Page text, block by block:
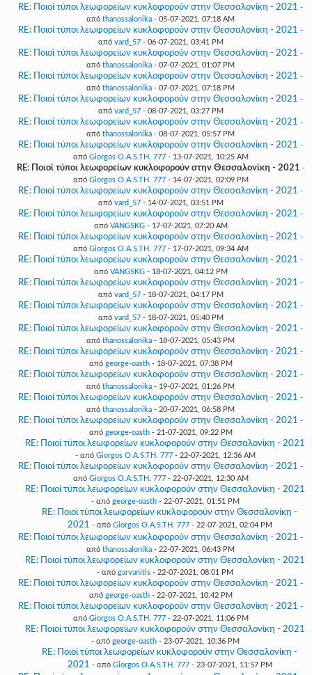
RE: Ποιοί τύποι λεωφορείων κυκλοφορούν στην Θεσσαλονίκη - 2021 -
από thanossalonika - 05-07-2021, 07:18 AM
RE: Ποιοί τύποι λεωφορείων κυκλοφορούν στην Θεσσαλονίκη - 2021 -
από vard_57- 06-07-2021, 03:41 PM
RE: Ποιοί τύποι λεωφορείων κυκλοφορούν στην Θεσσαλονίκη - 2021 -
από thanossalonika - 07-07-2021, 01:07 PM
RE: Ποιοί τύποι λεωφορείων κυκλοφορούν στην Θεσσαλονίκη - 2021 -
από thanossalonika - 07-07-2021, 07:18 PM
RE: Ποιοί τύποι λεωφορείων κυκλοφορούν στην Θεσσαλονίκη - 2021 -
από vard_57- 08-07-2021, 03:27 PM
RE: Ποιοί τύποι λεωφορείων κυκλοφορούν στην Θεσσαλονίκη - 2021 -
από thanossalonika - 08-07-2021, 05:57 PM
RE: Ποιοί τύποι λεωφορείων κυκλοφορούν στην Θεσσαλονίκη - 2021 -
από Giorgos O.A.S.TH. 777- 13-07-2021, 10:25 AM
RE: Ποιοί τύποι λεωφορείων κυκλοφορούν στην Θεσσαλονίκη - 2021 -
από Giorgos O.A.S.TH. 777- 14-07-2021, 02:09 PM
RE: Ποιοί τύποι λεωφορείων κυκλοφορούν στην Θεσσαλονίκη - 2021 -
από vard_57- 14-07-2021, 03:51 PM
RE: Ποιοί τύποι λεωφορείων κυκλοφορούν στην Θεσσαλονίκη - 2021 -
από VANGSKG- 17-07-2021, 07:20 AM
RE: Ποιοί τύποι λεωφορείων κυκλοφορούν στην Θεσσαλονίκη - 2021 -
από Giorgos O.A.S.TH. 777- 17-07-2021, 09:34 AM
RE: Ποιοί τύποι λεωφορείων κυκλοφορούν στην Θεσσαλονίκη - 2021 -
από VANGSKG- 18-07-2021, 04:12 PM
RE: Ποιοί τύποι λεωφορείων κυκλοφορούν στην Θεσσαλονίκη - 2021 -
από vard_57- 18-07-2021, 04:17 PM
RE: Ποιοί τύποι λεωφορείων κυκλοφορούν στην Θεσσαλονίκη - 2021 -
από vard_57- 18-07-2021, 05:40 PM
RE: Ποιοί τύποι λεωφορείων κυκλοφορούν στην Θεσσαλονίκη - 2021 -
από thanossalonika - 18-07-2021, 05:43 PM
RE: Ποιοί τύποι λεωφορείων κυκλοφορούν στην Θεσσαλονίκη - 2021 -
από george-oasth- 18-07-2021, 07:38 PM
RE: Ποιοί τύποι λεωφορείων κυκλοφορούν στην Θεσσαλονίκη - 2021 -
από thanossalonika - 19-07-2021, 01:26 PM
RE: Ποιοί τύποι λεωφορείων κυκλοφορούν στην Θεσσαλονίκη - 2021 -
από thanossalonika - 20-07-2021, 06:58 PM
RE: Ποιοί τύποι λεωφορείων κυκλοφορούν στην Θεσσαλονίκη - 2021 -
από george-oasth- 21-07-2021, 09:22 PM
RE: Ποιοί τύποι λεωφορείων κυκλοφορούν στην Θεσσαλονίκη - 2021
- από Giorgos O.A.S.TH. 777- 22-07-2021, 12:36 AM
RE: Ποιοί τύποι λεωφορείων κυκλοφορούν στην Θεσσαλονίκη - 2021 -
από Giorgos O.A.S.TH. 777- 22-07-2021, 12:30 AM
RE: Ποιοί τύποι λεωφορείων κυκλοφορούν στην Θεσσαλονίκη - 2021
- από george-oasth- 22-07-2021, 01:51 PM
RE: Ποιοί τύποι λεωφορείων κυκλοφορούν στην Θεσσαλονίκη -
2021 - από Giorgos O.A.S.TH. 777- 22-07-2021, 02:04 PM
RE: Ποιοί τύποι λεωφορείων κυκλοφορούν στην Θεσσαλονίκη - 2021 -
από thanossalonika - 22-07-2021, 06:43 PM
RE: Ποιοί τύποι λεωφορείων κυκλοφορούν στην Θεσσαλονίκη - 2021
- από garvanitis - 22-07-2021, 08:01 PM
RE: Ποιοί τύποι λεωφορείων κυκλοφορούν στην Θεσσαλονίκη - 2021 -
από george-oasth- 22-07-2021, 10:42 PM
RE: Ποιοί τύποι λεωφορείων κυκλοφορούν στην Θεσσαλονίκη - 2021 -
από Giorgos O.A.S.TH. 777- 22-07-2021, 11:06 PM
RE: Ποιοί τύποι λεωφορείων κυκλοφορούν στην Θεσσαλονίκη - 2021
- από george-oasth- 23-07-2021, 10:36 PM
RE: Ποιοί τύποι λεωφορείων κυκλοφορούν στην Θεσσαλονίκη -
2021 - από Giorgos O.A.S.TH. 777- 23-07-2021, 11:57 PM